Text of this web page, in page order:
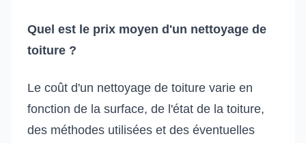
Quel est le prix moyen d'un nettoyage de
toiture ?
Le coût d'un nettoyage de toiture varie en
fonction de la surface, de l'état de la toiture,
des méthodes utilisées et des éventuelles